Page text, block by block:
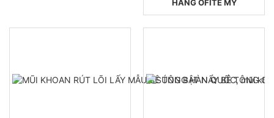
HÃNG OFITE MỸ